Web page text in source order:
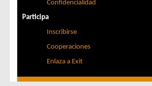
Confidencialidad
Participa
Inscribirse
Cooperaciones
Enlaza a Exit